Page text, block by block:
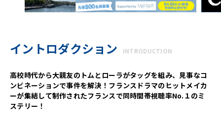
イントロダクション INTRODUCTION
高校時代から大親友のトムとローラがタッグを組み、見事なコ
ンビネーションで事件を解決！フランスドラマのヒットメイカ
ーが集結して制作されたフランスで同時間帯視聴率No.１のミ
ステリー！